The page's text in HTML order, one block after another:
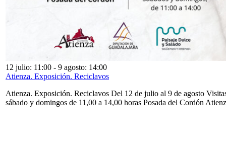
12 julio: 11:00 - 9 agosto: 14:00
Atienza. Exposición. Reciclavos
Atienza. Exposición. Reciclavos Del 12 de julio al 9 de agosto
sábado y domingos de 11,00 a 14,00 horas Posada del Cordón